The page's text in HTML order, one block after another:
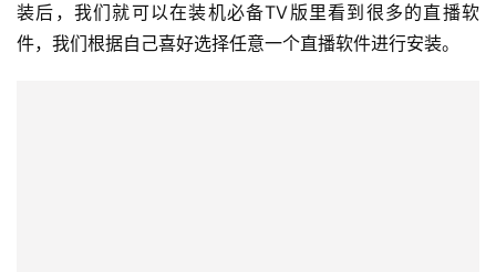
装后，我们就可以在装机必备TV版里看到很多的直播软
件，我们根据自己喜好选择任意一个直播软件进行安装。